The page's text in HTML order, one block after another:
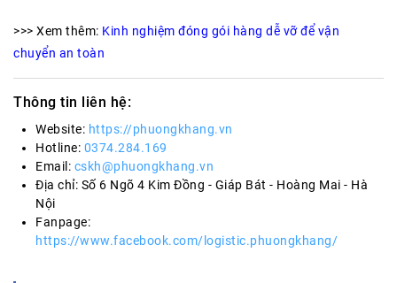
>>> Xem thêm: Kinh nghiệm đóng gói hàng dễ vỡ để vận
chuyển an toàn
Thông tin liên hệ:
Website: https://phuongkhang.vn
Hotline: 0374.284.169
Email: cskh@phuongkhang.vn
Địa chỉ: Số 6 Ngõ 4 Kim Đồng - Giáp Bát - Hoàng Mai - Hà
Nội
Fanpage:
https://www.facebook.com/logistic.phuongkhang/